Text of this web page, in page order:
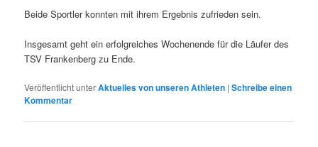
Beide Sportler konnten mit ihrem Ergebnis zufrieden sein.
Insgesamt geht ein erfolgreiches Wochenende für die Läufer des
TSV Frankenberg zu Ende.
Veröffentlicht unterAktuelles von unseren Athleten |Schreibe einen
Kommentar